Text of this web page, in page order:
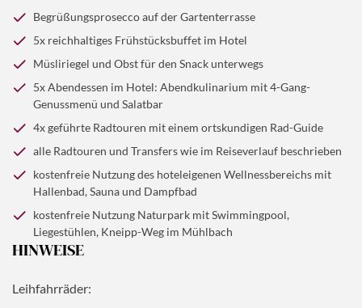
bietet. Im bekannten Luftkurort Bled machen wir eine
Kaffeepause, bei der Sie die berühmte „Bleder
nach Jesenice und entlang des malerischen Radwegs der
Sava wieder zurück zum Ausgangspunkt in Mojstrana.
Die Rückfahrt zum Hotel erfolgt bequem mit dem Bus.
Abendessen und Übernachtung.(ca. 55 km; 650 hm;
mittel)
dann durch das schöne, wildromantische Kanaltal nach
Venzone. Nach einer Italienischen Brotzeit fahren wir
mit dem Bus zurück zum Hotel.(ca. 65 km; leicht)
Begrüßungsprosecco auf der Gartenterrasse
5x reichhaltiges Frühstücksbuffet im Hotel
Müsliriegel und Obst für den Snack unterwegs
5x Abendessen im Hotel: Abendkulinarium mit 4-Gang-
Genussmenü und Salatbar
4x geführte Radtouren mit einem ortskundigen Rad-Guide
alle Radtouren und Transfers wie im Reiseverlauf beschrieben
kostenfreie Nutzung des hoteleigenen Wellnessbereichs mit
Hallenbad, Sauna und Dampfbad
kostenfreie Nutzung Naturpark mit Swimmingpool,
Liegestühlen, Kneipp-Weg im Mühlbach
HINWEISE
Leihfahrräder: